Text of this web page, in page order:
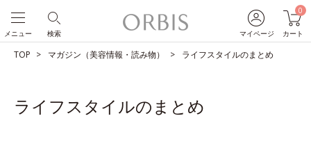
マイページ
0
カート
検索
メニュー
TOP マガジン（美容情報・読み物） ライフスタイルのまとめ
ライフスタイルのまとめ